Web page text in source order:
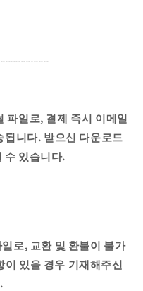
파일로, 결제 즉시 이메일
됩니다. 받으신 다운로드
수 있습니다.
로, 교환 및 환불이 불가
있을 경우 기재해주신